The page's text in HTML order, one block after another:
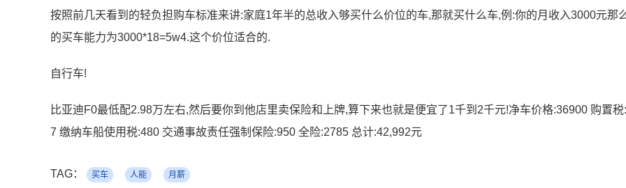
按照前几天看到的轻负担购车标准来讲:家庭1年半的总收入够买什么价位的车,那就买什么车,例:你的月收入3000元那
的买车能力为3000*18=5w4.这个价位适合的.
自行车!
比亚迪F0最低配2.98万左右,然后要你到他店里卖保险和上牌,算下来也就是便宜了1千到2千元!净车价格:36900 购置税
7 缴纳车船使用税:480 交通事故责任强制保险:950 全险:2785 总计:42,992元
TAG： 买车 人能 月薪